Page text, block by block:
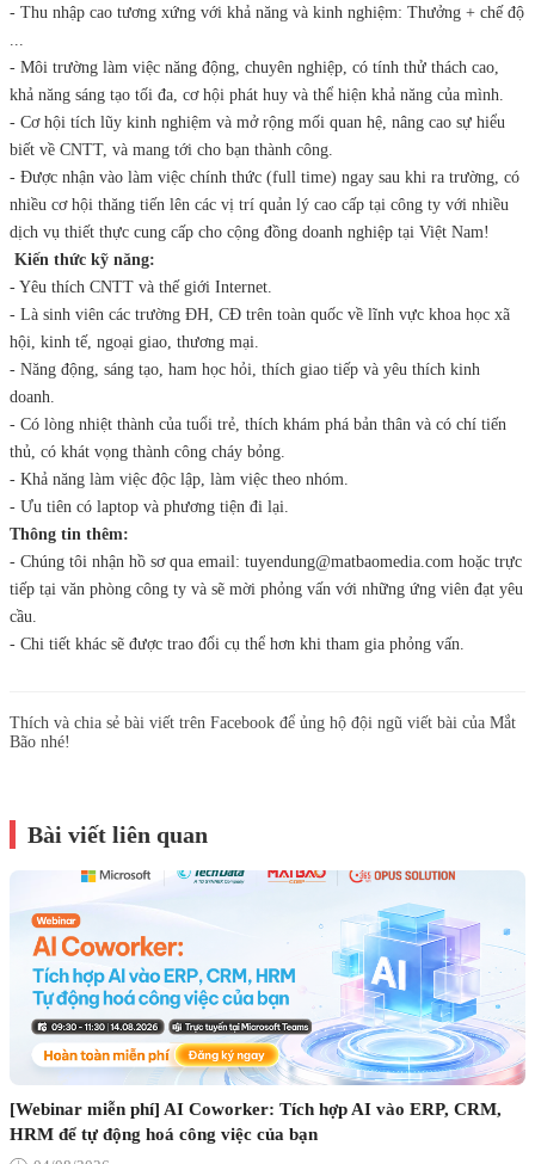
- Thu nhập cao tương xứng với khả năng và kinh nghiệm: Thưởng + chế độ
...
- Môi trường làm việc năng động, chuyên nghiệp, có tính thử thách cao,
khả năng sáng tạo tối đa, cơ hội phát huy và thể hiện khả năng của mình.
- Cơ hội tích lũy kinh nghiệm và mở rộng mối quan hệ, nâng cao sự hiểu
biết về CNTT, và mang tới cho bạn thành công.
- Được nhận vào làm việc chính thức (full time) ngay sau khi ra trường, có
nhiều cơ hội thăng tiến lên các vị trí quản lý cao cấp tại công ty với nhiều
dịch vụ thiết thực cung cấp cho cộng đồng doanh nghiệp tại Việt Nam!
Kiến thức kỹ năng:
- Yêu thích CNTT và thế giới Internet.
- Là sinh viên các trường ĐH, CĐ trên toàn quốc về lĩnh vực khoa học xã
hội, kinh tế, ngoại giao, thương mại.
- Năng động, sáng tạo, ham học hỏi, thích giao tiếp và yêu thích kinh
doanh.
- Có lòng nhiệt thành của tuổi trẻ, thích khám phá bản thân và có chí tiến
thủ, có khát vọng thành công cháy bỏng.
- Khả năng làm việc độc lập, làm việc theo nhóm.
- Ưu tiên có laptop và phương tiện đi lại.
Thông tin thêm:
- Chúng tôi nhận hồ sơ qua email: tuyendung@matbaomedia.com hoặc trực
tiếp tại văn phòng công ty và sẽ mời phỏng vấn với những ứng viên đạt yêu
cầu.
- Chi tiết khác sẽ được trao đổi cụ thể hơn khi tham gia phỏng vấn.
Thích và chia sẻ bài viết trên Facebook để ủng hộ đội ngũ viết bài của Mắt
Bão nhé!
Bài viết liên quan
[Webinar miễn phí] AI Coworker: Tích hợp AI vào ERP, CRM,
HRM để tự động hoá công việc của bạn